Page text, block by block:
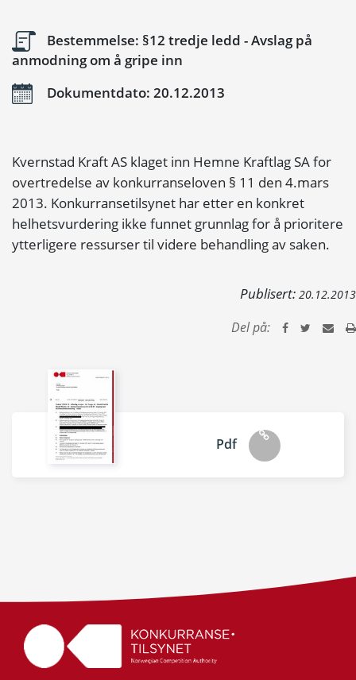
Bestemmelse: §12 tredje ledd - Avslag på
anmodning om å gripe inn
Dokumentdato: 20.12.2013
Kvernstad Kraft AS klaget inn Hemne Kraftlag SA for
overtredelse av konkurranseloven § 11 den 4.mars
2013. Konkurransetilsynet har etter en konkret
helhetsvurdering ikke funnet grunnlag for å prioritere
ytterligere ressurser til videre behandling av saken.
Publisert: 20.12.2013
Del på:
Pdf